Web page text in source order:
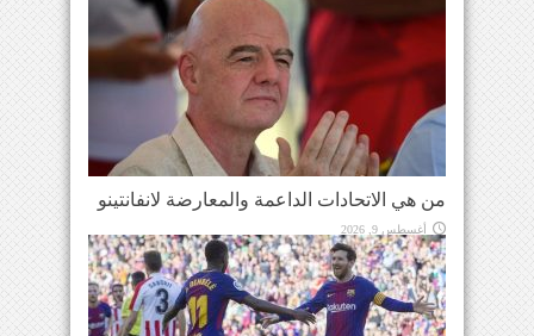
من هي الاتحادات الداعمة والمعارضة لانفانتينو
أغسطس 9, 2026